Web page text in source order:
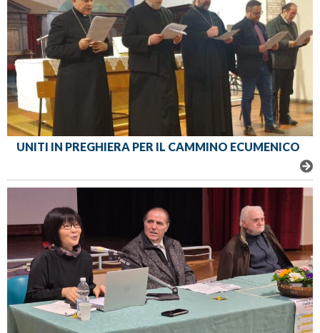
UNITI IN PREGHIERA PER IL CAMMINO ECUMENICO